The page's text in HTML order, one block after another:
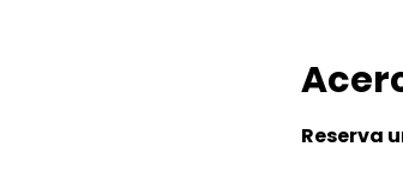
Reserva